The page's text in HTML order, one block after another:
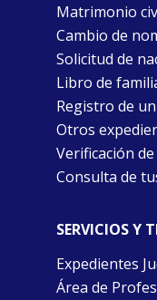
Matrimonio
Cambio de
Solicitud de
Libro de
Registro de
Otros
Verificación
Consulta de
SERVICIOS Y
Expedientes
Área de